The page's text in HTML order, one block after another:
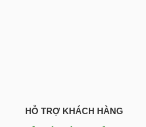
HỖ TRỢ KHÁCH HÀNG